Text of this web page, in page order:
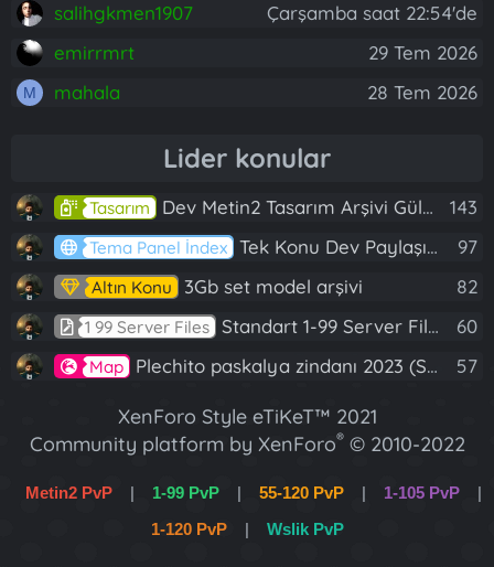
salihgkmen1907
Çarşamba saat 22:54'de
emirrmrt
29 Tem 2026
M mahala 28 Tem 2026
Lider konular
Tasarım Dev Metin2 Tasarım Arşivi Güle Güle Kullanın 143
Tema Panel İndex Tek Konu Dev Paylaşım 10 Adet Server Tanıtım İndex 97
Altın Konu 3Gb set model arşivi 82
1 99 Server Files Standart 1-99 Server Files 60
Map Plechito paskalya zindanı 2023 (Spring Sanctuary dungeon) 57
XenForo Style eTiKeT™ 2021
Community platform by XenForo® © 2010-2022
[XGT] Forum statistics system- XenGenTr
Metin2 PvP | 1-99 PvP | 55-120 PvP | 1-105 PvP
|
1-120 PvP
| Wslik PvP